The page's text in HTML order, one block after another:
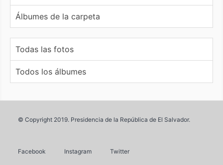
Álbumes de la carpeta
Todas las fotos
Todos los álbumes
© Copyright 2019. Presidencia de la República de El Salvador.
Facebook Instagram Twitter